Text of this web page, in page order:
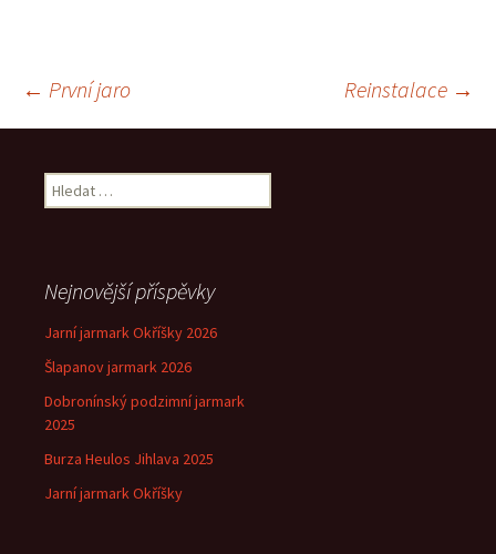
Navigace
pro
← První jaro Reinstalace →
Vyhledávání
Nejnovější příspěvky
Jarní jarmark Okříšky 2026
Šlapanov jarmark 2026
Dobronínský podzimní jarmark
2025
Burza Heulos Jihlava 2025
Jarní jarmark Okříšky